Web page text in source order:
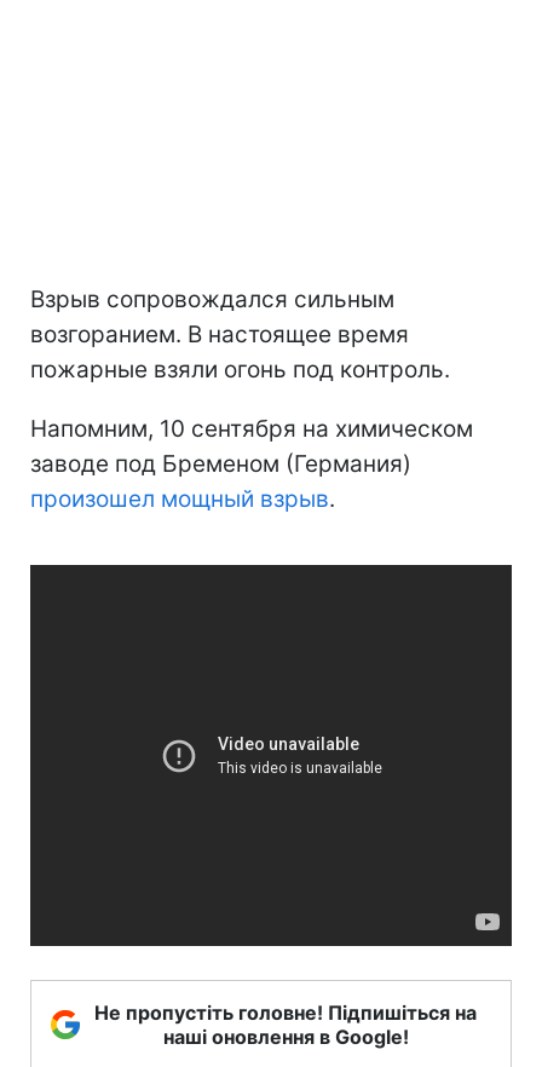
Взрыв сопровождался сильным
возгоранием. В настоящее время
пожарные взяли огонь под контроль.
Напомним, 10 сентября на химическом
заводе под Бременом (Германия)
произошел мощный взрыв.
Не пропустіть головне! Підпишіться на
наші оновлення в Google!